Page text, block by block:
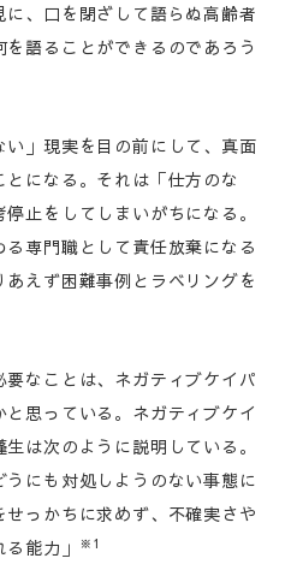
、口を閉ざして語らぬ高齢者
語ることができるのであろう
」現実を目の前にして、真面
になる。それは「仕方のな
止をしてしまいがちになる。
専門職として責任放棄になる
えず困難事例とラベリングを
なことは、ネガティブケイパ
思っている。ネガティブケイ
は次のように説明している。
うにも対処しようのない事態に
っかちに求めず、不確実さや
能力」
※1